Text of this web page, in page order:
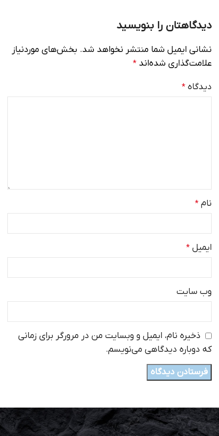
دیدگاهتان را بنویسید
نشانی ایمیل شما منتشر نخواهد شد. بخش‌های موردنیاز
علامت‌گذاری شده‌اند *
دیدگاه *
نام *
ایمیل *
وب‌ سایت
ذخیره نام، ایمیل و وبسایت من در مرورگر برای زمانی
که دوباره دیدگاهی می‌نویسم.